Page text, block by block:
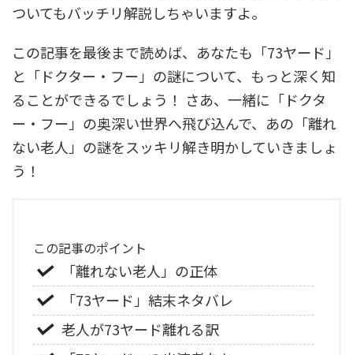
ついてもバッチリ解説しちゃいますよ。
この記事を最後まで読めば、あなたも「73ヤード」
と「ドクター・フー」の謎について、もっと深く知
ることができるでしょう！ さあ、一緒に「ドクタ
ー・フー」の奥深い世界へ飛び込んで、あの「離れ
ない老人」の謎をスッキリ解き明かしていきましょ
う！
この記事のポイント
「離れない老人」の正体
「73ヤード」結末ネタバレ
老人が73ヤード離れる訳